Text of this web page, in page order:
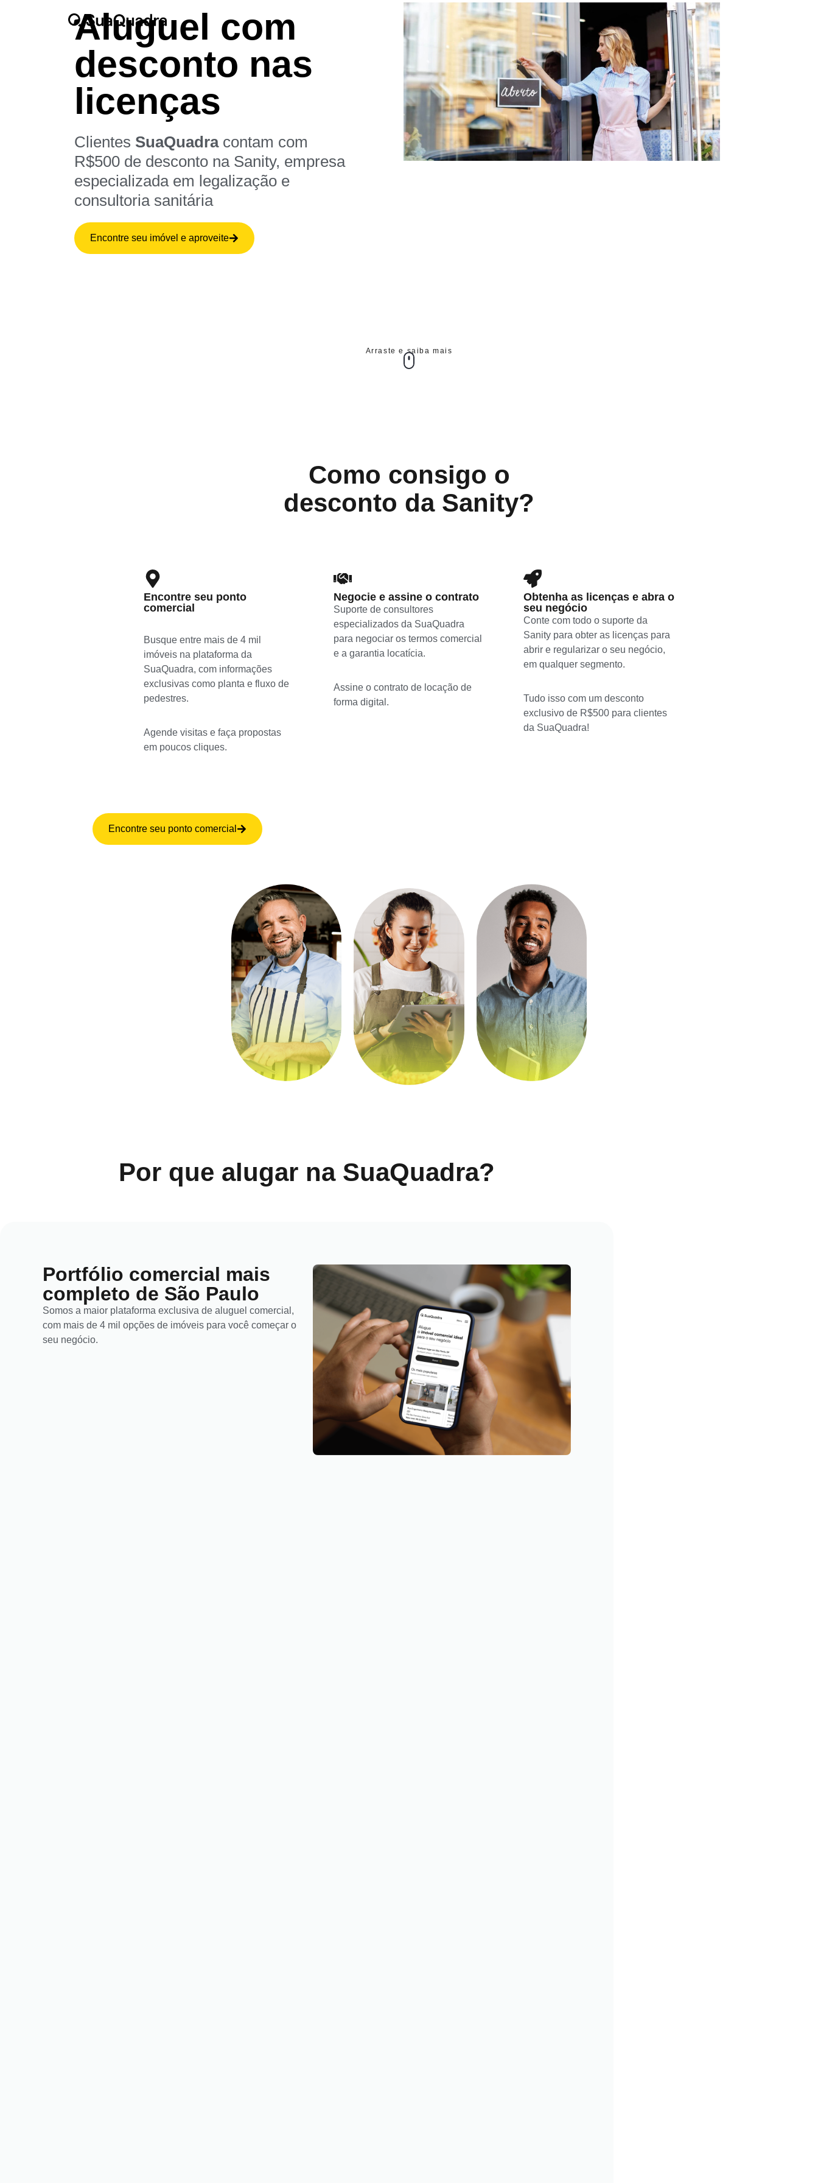
Aluguel com
desconto nas
licenças
Clientes SuaQuadracontam com
R$500 de desconto na Sanity, empresa
especializada em legalização e
consultoria sanitária
Encontre seu imóvel e aproveite
Arraste e saiba mais
Como consigo o
desconto da Sanity?
Encontre seu ponto
comercial
Busque entre mais de 4 mil
imóveis na plataforma da
SuaQuadra, com informações
exclusivas como planta e fluxo de
pedestres.
Agende visitas e faça propostas
em poucos cliques.
Negocie e assine o contrato
Suporte de consultores
especializados da SuaQuadra
para negociar os termos comercial
e a garantia locatícia.
Assine o contrato de locação de
forma digital.
Obtenha as licenças e abra o
seu negócio
Conte com todo o suporte da
Sanity para obter as licenças para
abrir e regularizar o seu negócio,
em qualquer segmento.
Tudo isso com um desconto
exclusivo de R$500 para clientes
da SuaQuadra!
Encontre seu ponto comercial
Por que alugar na SuaQuadra?
Portfólio comercial mais
completo de São Paulo
Somos a maior plataforma exclusiva de aluguel comercial,
com mais de 4 mil opções de imóveis para você começar o
seu negócio.